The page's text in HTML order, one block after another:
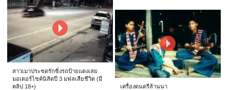
สาวเมาประชดรักซิ่งรถป้ายแดงเสย
มอเตอร์ไซค์นิสิตปี 3 มฟลเสียชีวิต (มี
คลิป 18+)
เครื่องดนตรีล้านนา